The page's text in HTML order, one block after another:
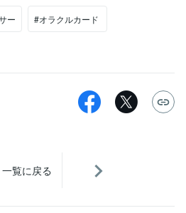
ー #オラクルカード
一覧に戻る